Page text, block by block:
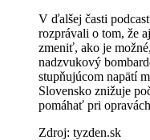
V ďalšej časti
rozprávali o tom, že
zmeniť, ako je
nadzvukový
stupňujúcom napätí
Slovensko znižuje
pomáhať pri
Zdroj: tyzden.sk